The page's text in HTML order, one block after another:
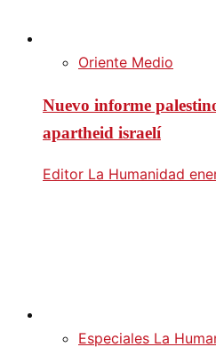
Oriente Medio
Nuevo informe
apartheid israelí
Editor La Humanidad
Especiales La